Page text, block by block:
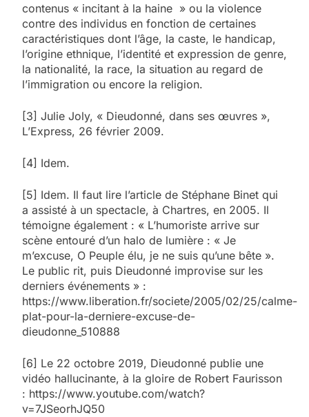
contenus « incitant à la haine » ou la violence
contre des individus en fonction de certaines
caractéristiques dont l’âge, la caste, le handicap,
l’origine ethnique, l’identité et expression de genre,
la nationalité, la race, la situation au regard de
l’immigration ou encore la religion.
[3] Julie Joly, « Dieudonné, dans ses œuvres »,
L’Express, 26 février 2009.
[4] Idem.
[5] Idem. Il faut lire l’article de Stéphane Binet qui
a assisté à un spectacle, à Chartres, en 2005. Il
témoigne également : « L’humoriste arrive sur
scène entouré d’un halo de lumière : « Je
m’excuse, O Peuple élu, je ne suis qu’une bête ».
Le public rit, puis Dieudonné improvise sur les
derniers événements » :
https://www.liberation.fr/societe/2005/02/25/calme-
plat-pour-la-derniere-excuse-de-
dieudonne_510888
[6] Le 22 octobre 2019, Dieudonné publie une
vidéo hallucinante, à la gloire de Robert Faurisson
: https://www.youtube.com/watch?
v=7JSeorhJQ50